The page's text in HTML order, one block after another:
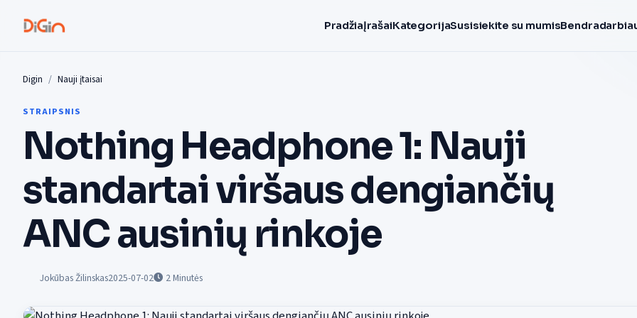
PradžiaĮrašaiKategorijaSusisiekite su mumis
Digin Nauji įtaisai
STRAIPSNIS
Nothing Headphone 1: Nauji
standartai viršaus dengiančių
ANC ausinių rinkoje
Jokūbas Žilinskas2025-07-02 2Minutės